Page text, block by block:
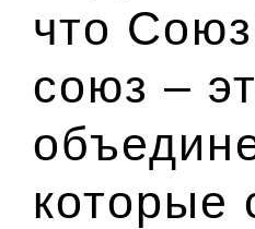
что
союз –
которые